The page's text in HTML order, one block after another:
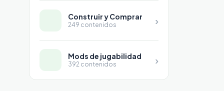
Construir y Comprar
249 contenidos ›
Mods de jugabilidad
392 contenidos ›